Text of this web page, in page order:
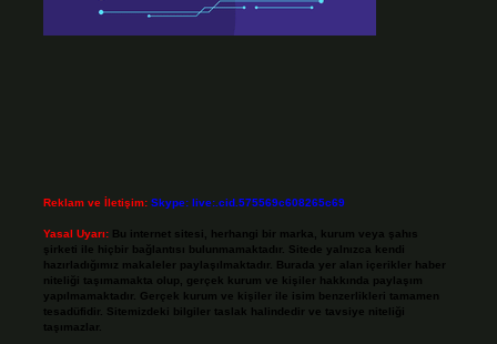
Reklam ve İletişim: Skype: live:.cid.575569c608265c69
Yasal Uyarı: Bu internet sitesi, herhangi bir marka, kurum veya şahıs
şirketi ile hiçbir bağlantısı bulunmamaktadır. Sitede yalnızca kendi
hazırladığımız makaleler paylaşılmaktadır. Burada yer alan içerikler haber
niteliği taşımamakta olup, gerçek kurum ve kişiler hakkında paylaşım
yapılmamaktadır. Gerçek kurum ve kişiler ile isim benzerlikleri tamamen
tesadüfidir. Sitemizdeki bilgiler taslak halindedir ve tavsiye niteliği
taşımazlar.